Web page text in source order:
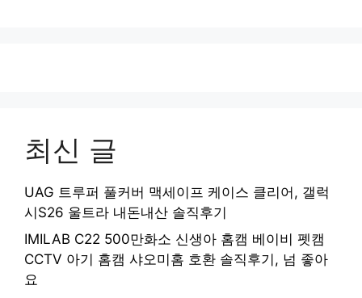
최신 글
UAG 트루퍼 풀커버 맥세이프 케이스 클리어, 갤럭
시S26 울트라 내돈내산 솔직후기
IMILAB C22 500만화소 신생아 홈캠 베이비 펫캠
CCTV 아기 홈캠 샤오미홈 호환 솔직후기, 넘 좋아
요